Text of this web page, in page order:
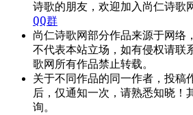
诗歌的朋友，欢迎加入尚仁诗歌
QQ群
尚仁诗歌网部分作品来源于网络
不代表本站立场，如有侵权请联
歌网所有作品禁止转载。
关于不同作品的同一作者，投稿
后，仅通知一次，请熟悉知晓！
询。